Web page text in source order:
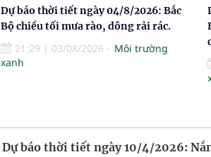
Dự báo thời tiết ngày 04/8/2026: Bắc
Bộ chiều tối mưa rào, dông rải rác.
21:29 | 03/08/2026
Môi trường
xanh
Dự báo thời tiết ngày 10/4/2026: